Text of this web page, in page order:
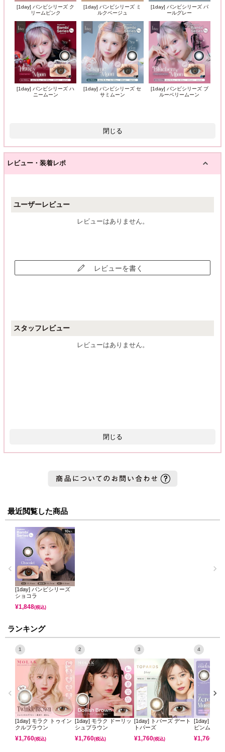
[1day] バンビシリーズ ク
リームピンク
[1day] バンビシリーズ ミ
ルクベージュ
[1day] バンビシリーズ パ
ールグレー
[1day] バンビシリーズ ハ
ニームーン
[1day] バンビシリーズ セ
サミムーン
[1day] バンビシリーズ ブ
ルーベリームーン
閉じる
レビュー・装着レポ
ユーザーレビュー
レビューはありません。
レビューを書く
スタッフレビュー
レビューはありません。
閉じる
最近閲覧した商品
[1day] バンビシリーズ
ショコラ
¥1,848(税込)
ランキング
1
[1day] モラク トゥイン
クルブラウン
¥1,760(税込)
2
[1day] モラク ドーリッ
シュブラウン
¥1,760(税込)
3
[1day] トパーズ デート
トパーズ
¥1,760(税込)
4
[1day] ミレ
ピンムーン
¥1,760